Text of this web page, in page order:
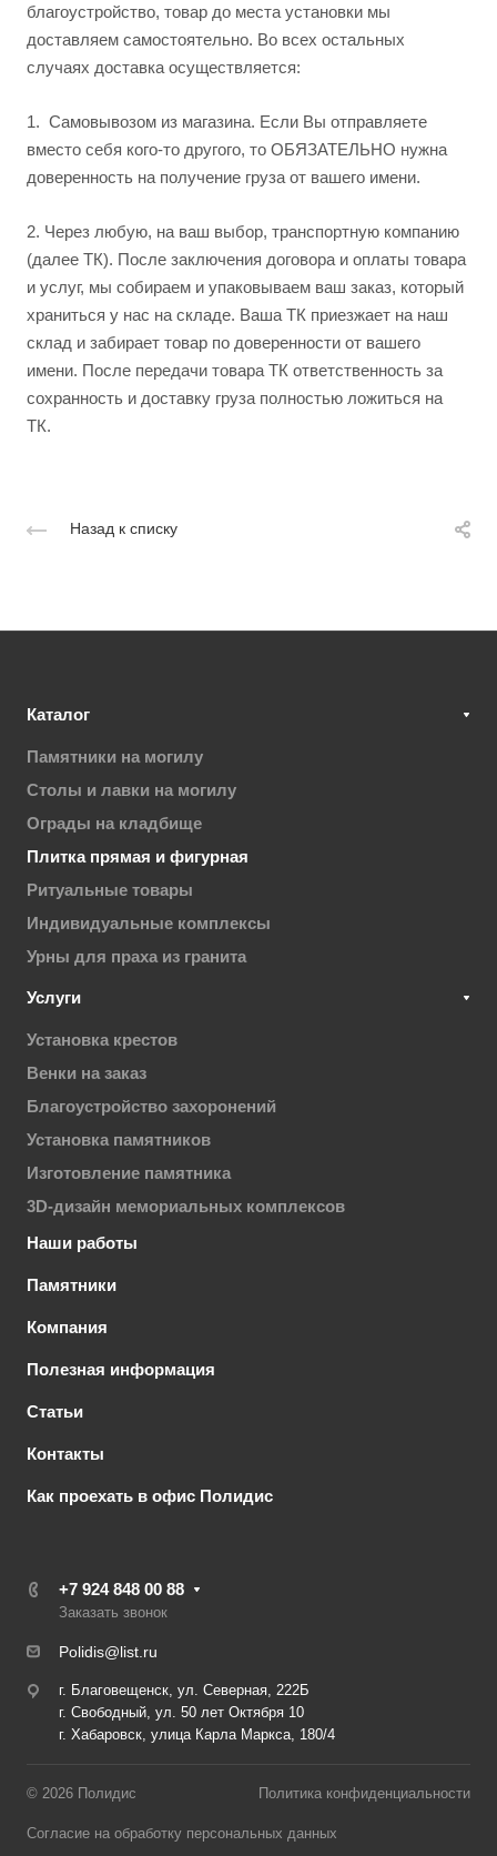
благоустройство, товар до места установки мы
доставляем самостоятельно. Во всех остальных
случаях доставка осуществляется:
1. Самовывозом из магазина. Если Вы отправляете
вместо себя кого-то другого, то ОБЯЗАТЕЛЬНО нужна
доверенность на получение груза от вашего имени.
2. Через любую, на ваш выбор, транспортную компанию
(далее ТК). После заключения договора и оплаты товара
и услуг, мы собираем и упаковываем ваш заказ, который
храниться у нас на складе. Ваша ТК приезжает на наш
склад и забирает товар по доверенности от вашего
имени. После передачи товара ТК ответственность за
сохранность и доставку груза полностью ложиться на
ТК.
Назад к списку
Каталог
Памятники на могилу
Столы и лавки на могилу
Ограды на кладбище
Плитка прямая и фигурная
Ритуальные товары
Индивидуальные комплексы
Урны для праха из гранита
Услуги
Установка крестов
Венки на заказ
Благоустройство захоронений
Установка памятников
Изготовление памятника
3D-дизайн мемориальных комплексов
Наши работы
Памятники
Компания
Полезная информация
Статьи
Контакты
Как проехать в офис Полидис
+7 924 848 00 88
Заказать звонок
Polidis@list.ru
г. Благовещенск, ул. Северная, 222Б
г. Свободный, ул. 50 лет Октября 10
г. Хабаровск, улица Карла Маркса, 180/4
© 2026 Полидис Политика конфиденциальности
Согласие на обработку персональных данных